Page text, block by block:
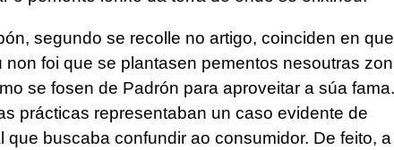
segundo se recolle no artigo, coinciden en
non foi que se plantasen pementos nesoutras
se fosen de Padrón para aproveitar a súa fama.
prácticas representaban un caso evidente de
que buscaba confundir ao consumidor. De feito, a